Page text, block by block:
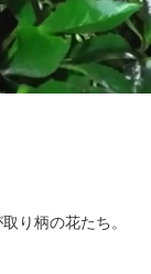
り柄の花たち。